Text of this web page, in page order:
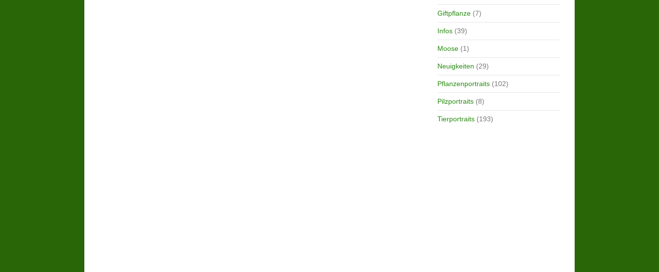
Giftpflanze(7)
Infos(39)
Moose(1)
Neuigkeiten (29)
Pflanzenportraits(102)
Pilzportraits(8)
Tierportraits(193)